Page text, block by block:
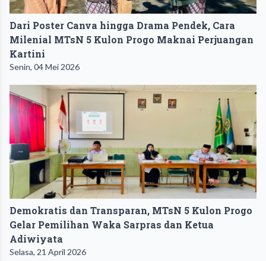
Dari Poster Canva hingga Drama Pendek, Cara
Milenial MTsN 5 Kulon Progo Maknai Perjuangan
Kartini
Senin, 04 Mei 2026
Demokratis dan Transparan, MTsN 5 Kulon Progo
Gelar Pemilihan Waka Sarpras dan Ketua
Adiwiyata
Selasa, 21 April 2026